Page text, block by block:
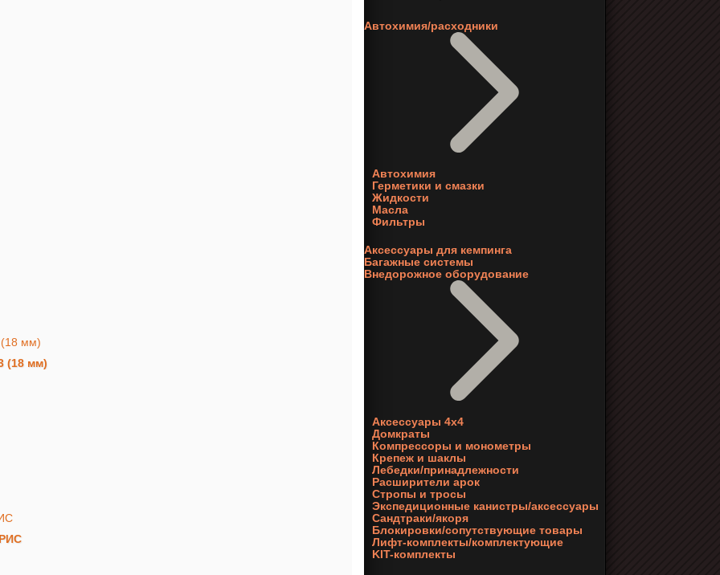
(18 мм)
Автохимия/расходники
Автохимия
Герметики и смазки
Жидкости
Масла
Фильтры
Аксессуары для кемпинга
Багажные системы
Внедорожное оборудование
Аксессуары 4х4
Домкраты
Компрессоры и монометры
Крепеж и шаклы
Лебедки/принадлежности
Расширители арок
Стропы и тросы
Экспедиционные канистры/аксессуары
Сандтраки/якоря
Блокировки/сопутствующие товары
Лифт-комплекты/комплектующие
KIT-комплекты